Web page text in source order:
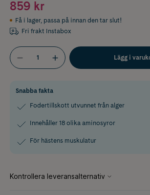
859 kr
Få i lager, passa på innan den tar slut!
Fri frakt Instabox
Lägg i
Snabba fakta
Fodertillskott utvunnet från alger
Innehåller 18 olika aminosyror
För hästens muskulatur